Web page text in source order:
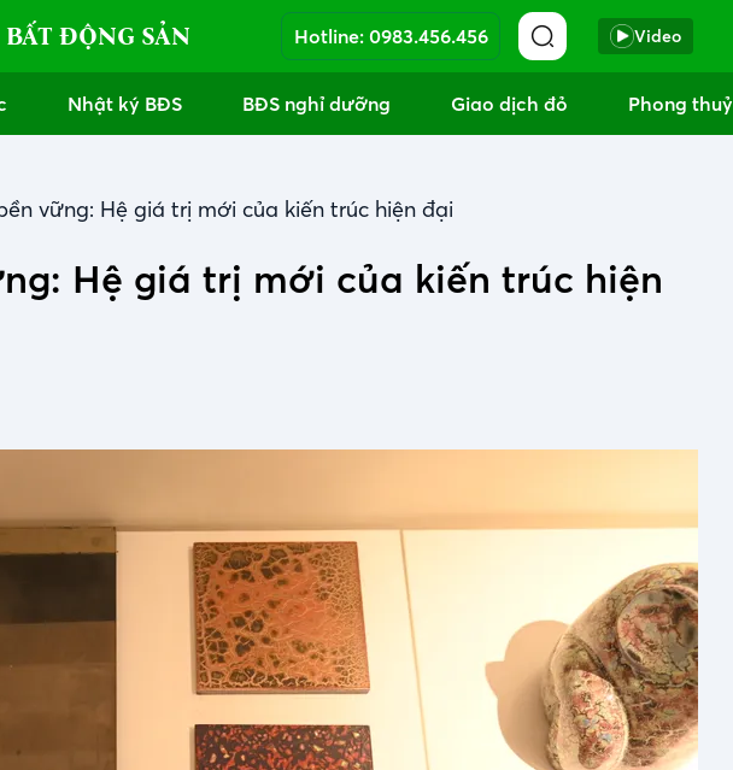
ĐỘNG SẢN Hotline: 0983.456.456 Video
Nhật ký BĐS BĐS nghỉ dưỡng Giao dịch đỏ Phong thuỷ
vững: Hệ giá trị mới của kiến trúc hiện đại
Hệ giá trị mới của kiến trúc hiện